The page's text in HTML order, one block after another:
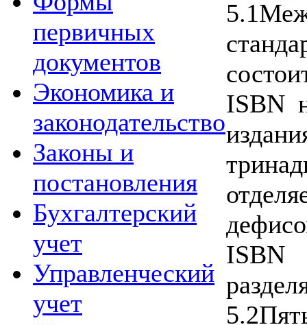
первичных
документов
Экономика и
законодательство
Законы и
постановления
Бухгалтерский
учет
Управленческий
учет
ISBN